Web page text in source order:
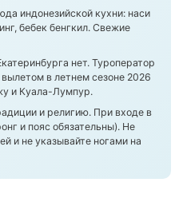
индонезийской кухни: наси
бебек бенгкил. Свежие
нет. Туроператор
в летнем сезоне 2026
и Куала-Лумпур.
и религию. При входе в
и пояс обязательны). Не
и не указывайте ногами на